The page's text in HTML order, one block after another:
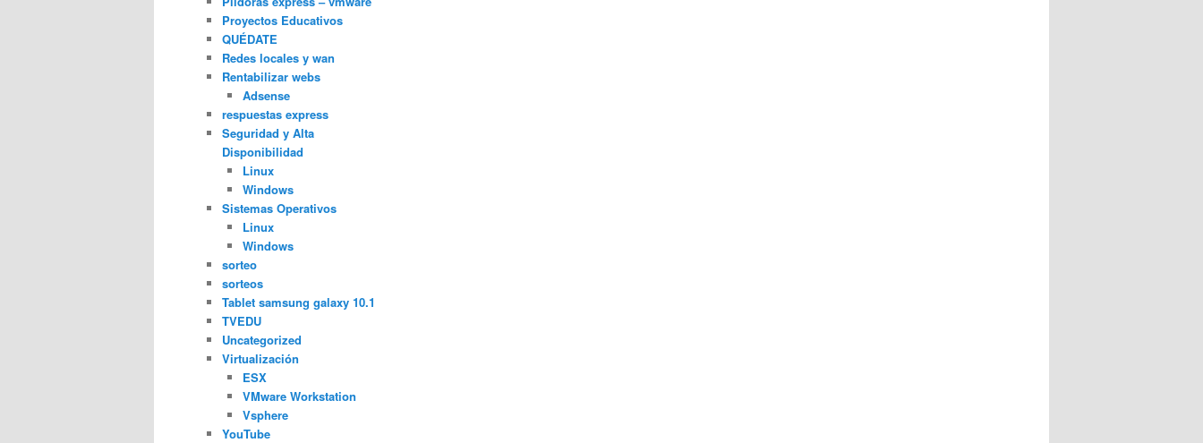
Proyectos Educativos
QUÉDATE
Redes locales y wan
Rentabilizar webs
Adsense
respuestas express
Seguridad y Alta
Disponibilidad
Linux
Windows
Sistemas Operativos
Linux
Windows
sorteo
sorteos
Tablet samsung galaxy 10.1
TVEDU
Uncategorized
Virtualización
ESX
VMware Workstation
Vsphere
YouTube